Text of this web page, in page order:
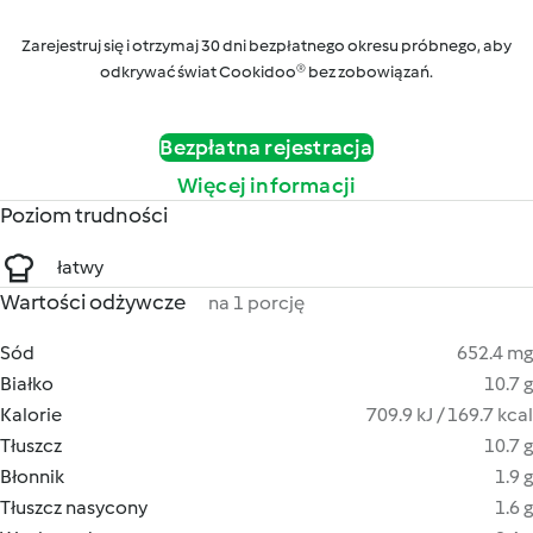
Zarejestruj się i otrzymaj 30 dni bezpłatnego okresu próbnego, aby
odkrywać świat Cookidoo® bez zobowiązań.
Bezpłatna rejestracja
Więcej informacji
Poziom trudności
łatwy
Wartości odżywcze na 1 porcję
Sód
652.4 mg
Białko
10.7 g
Kalorie
709.9 kJ / 169.7 kcal
Tłuszcz
10.7 g
Błonnik
1.9 g
Tłuszcz nasycony
1.6 g